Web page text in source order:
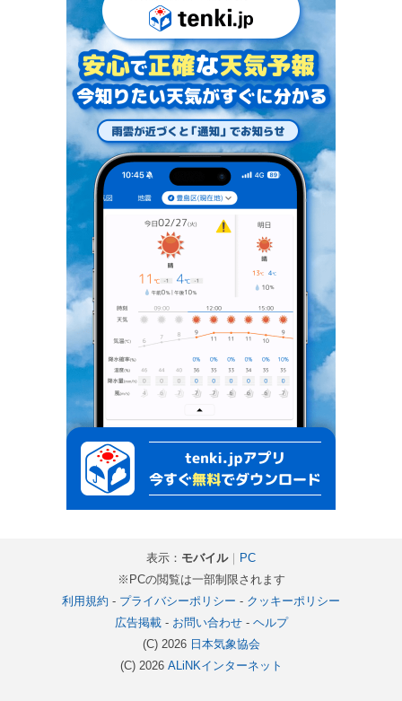
表示： モバイル｜ PC
※PCの閲覧は一部制限されます
利用規約 - プライバシーポリシー - クッキーポリシー
広告掲載- お問い合わせ- ヘルプ
(C) 2026 日本気象協会
(C) 2026 ALiNKインターネット